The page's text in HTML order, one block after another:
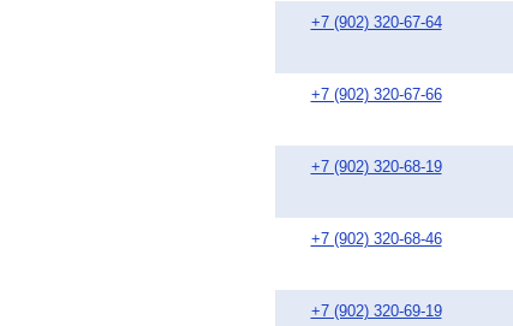
+7 (902) 320-67-64
+7 (902) 320-67-66
+7 (902) 320-68-19
+7 (902) 320-68-46
+7 (902) 320-69-19